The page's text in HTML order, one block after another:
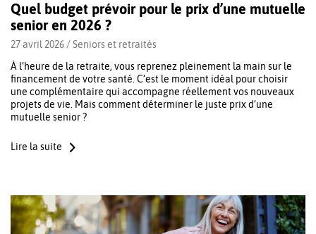
Quel budget prévoir pour le prix d’une mutuelle
senior en 2026 ?
27 avril 2026 /Seniors et retraités
À l’heure de la retraite, vous reprenez pleinement la main sur le
financement de votre santé. C’est le moment idéal pour choisir
une complémentaire qui accompagne réellement vos nouveaux
projets de vie. Mais comment déterminer le juste prix d’une
mutuelle senior ?
Lire la suite